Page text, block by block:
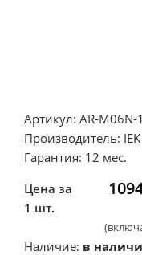
Артикул: AR-M06N-
Производитель: IEK
Гарантия: 12 мес.
Цена за
1 шт.
Наличие: в